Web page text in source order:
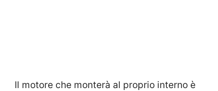
Il motore che monterà al proprio interno è